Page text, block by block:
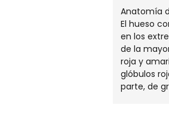
Anatomía
El hueso
en los
de la
roja y
glóbulos
parte, de